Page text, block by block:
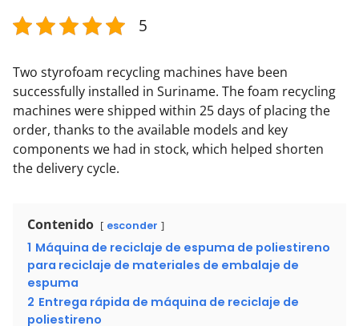
5
Two styrofoam recycling machines have been
successfully installed in Suriname. The foam recycling
machines were shipped within 25 days of placing the
order, thanks to the available models and key
components we had in stock, which helped shorten
the delivery cycle.
Contenido esconder
1 Máquina de reciclaje de espuma de poliestireno
para reciclaje de materiales de embalaje de
espuma
2 Entrega rápida de máquina de reciclaje de
poliestireno